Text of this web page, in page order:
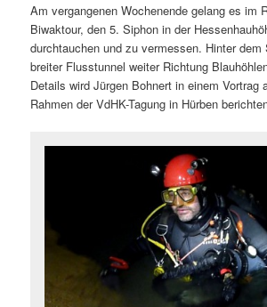
Am vergangenen Wochenende gelang es im
Biwaktour, den 5. Siphon in der
durchtauchen und zu vermessen. Hinter dem
breiter Flusstunnel weiter Richtung
Details wird Jürgen Bohnert in einem Vortrag
Rahmen der VdHK-Tagung in Hürben